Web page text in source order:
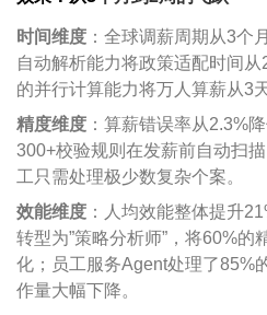
时间维度 ：全球调薪周期从3个
自动解析能力将政策适配时间从
的并行计算能力将万人算薪从3
精度维度 ：算薪错误率从2.3%
300+校验规则在发薪前自动扫
工只需处理极少数复杂个案。
效能维度 ：人均效能整体提升
转型为”策略分析师” ，将60%的
化；员工服务Agent处理了85%
作量大幅下降。